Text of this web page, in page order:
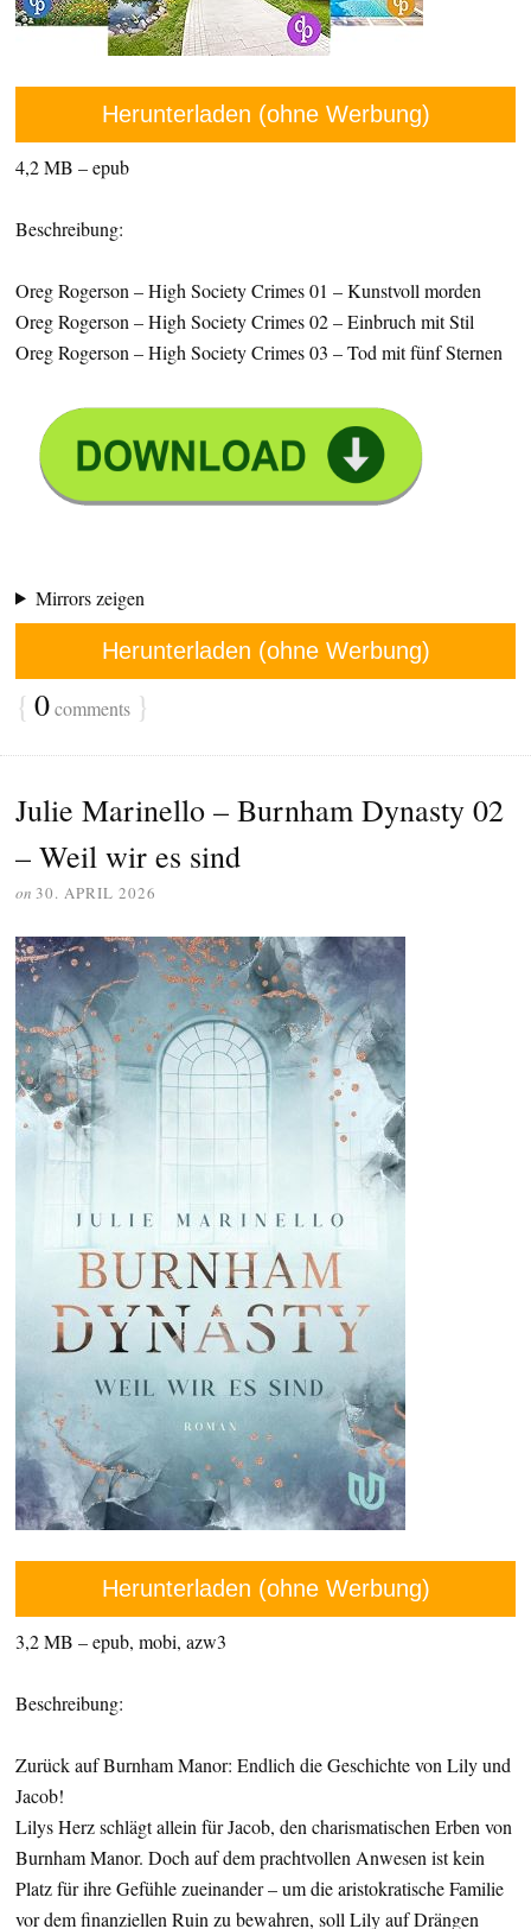
Herunterladen (ohne Werbung)
4,2 MB – epub
Beschreibung:
Oreg Rogerson – High Society Crimes 01 – Kunstvoll morden
Oreg Rogerson – High Society Crimes 02 – Einbruch mit Stil
Oreg Rogerson – High Society Crimes 03 – Tod mit fünf Sternen
Mirrors zeigen
Herunterladen (ohne Werbung)
{ 0comments }
Julie Marinello – Burnham Dynasty 02
– Weil wir es sind
on 30. APRIL 2026
Herunterladen (ohne Werbung)
3,2 MB – epub, mobi, azw3
Beschreibung:
Zurück auf Burnham Manor: Endlich die Geschichte von Lily und
Jacob!
Lilys Herz schlägt allein für Jacob, den charismatischen Erben von
Burnham Manor. Doch auf dem prachtvollen Anwesen ist kein
Platz für ihre Gefühle zueinander – um die aristokratische Familie
vor dem finanziellen Ruin zu bewahren, soll Lily auf Drängen